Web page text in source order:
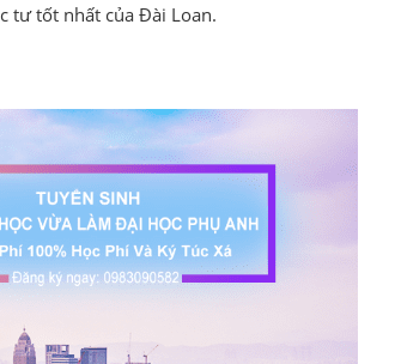
tư tốt nhất của Đài Loan.